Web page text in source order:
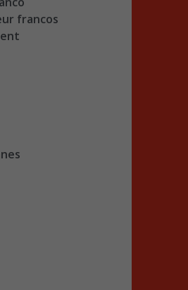
francos